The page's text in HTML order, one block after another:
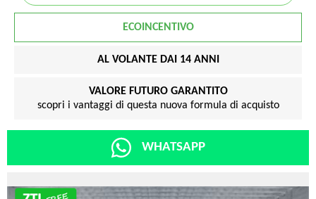
ECOINCENTIVO
AL VOLANTE DAI 14 ANNI
VALORE FUTURO GARANTITO
scopri i vantaggi di questa nuova formula di acquisto
WHATSAPP